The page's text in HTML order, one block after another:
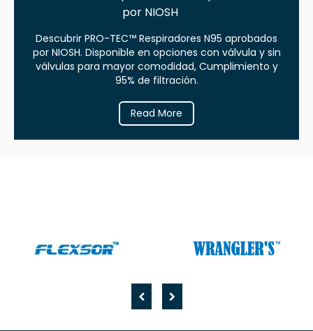
por NIOSH
Descubrir PRO-TEC™ Respiradores N95 aprobados
por NIOSH. Disponible en opciones con válvula y sin
válvulas para mayor comodidad, Cumplimiento y
95% de filtración.
Read More